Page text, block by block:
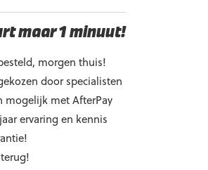
maar 1 minuut!
morgen thuis!
door specialisten
mogelijk met AfterPay
ervaring en kennis